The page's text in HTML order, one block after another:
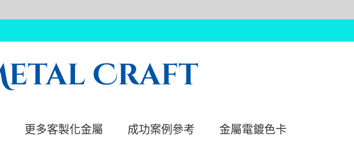
更多客製化金屬 成功案例參考 金屬電鍍色卡